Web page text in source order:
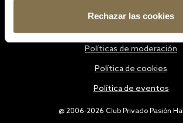
Rechazar las cookies
@ 2006-2026 Club Privado Pasión
Políticas de moderación
Política de cookies
Política de eventos